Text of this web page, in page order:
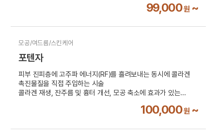
99,000원 ~
모공/여드름/스킨케어
포텐자
피부 진피층에 고주파 에너지(RF)를 흘려보내는 동시에 콜라겐
촉진물질을 직접 주입하는 시술
콜라겐 재생, 잔주름 및 흉터 개선, 모공 축소에 효과가 있는
100,000원 ~